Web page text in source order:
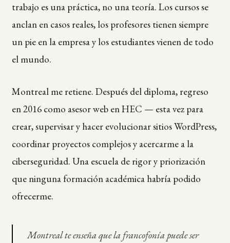
trabajo es una práctica, no una teoría. Los cursos se
anclan en casos reales, los profesores tienen siempre
un pie en la empresa y los estudiantes vienen de todo
el mundo.
Montreal me retiene. Después del diploma, regreso
en 2016 como asesor web en HEC — esta vez para
crear, supervisar y hacer evolucionar sitios WordPress,
coordinar proyectos complejos y acercarme a la
ciberseguridad. Una escuela de rigor y priorización
que ninguna formación académica habría podido
ofrecerme.
Montreal te enseña que la francofonía puede ser